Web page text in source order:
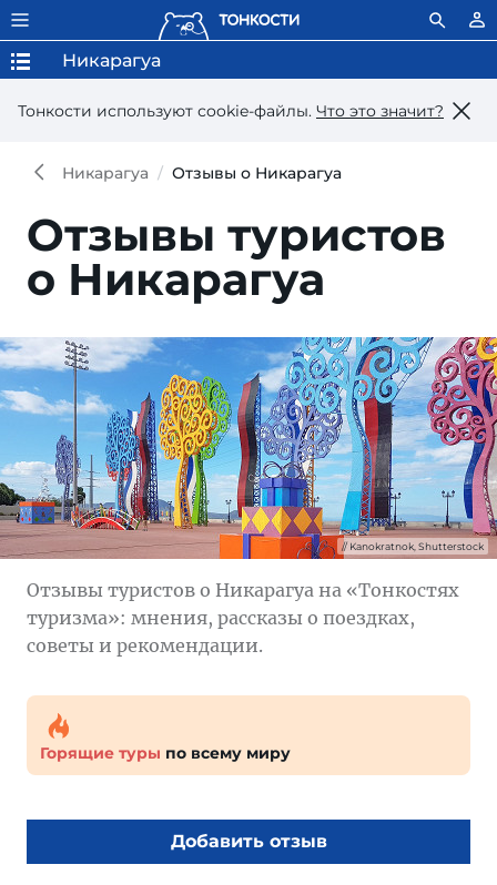
Тонкости используют сookie-файлы. Что это значит?
Никарагуа
Никарагуа Отзывы о Никарагуа
Отзывы туристов
о Никарагуа
Kanokratnok, Shutterstock
Отзывы туристов о Никарагуа на «Тонкостях
туризма»: мнения, рассказы о поездках,
советы и рекомендации.
Горящие туры по всему миру
Добавить отзыв